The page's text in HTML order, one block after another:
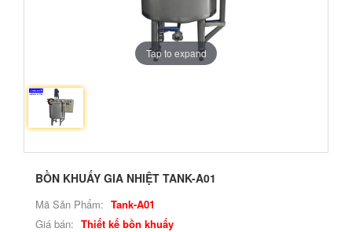
Tap to expand
BỒN KHUẤY GIA NHIỆT TANK-A01
Mã Sản Phẩm: Tank-A01
Giá bán: Thiết kế bồn khuấy